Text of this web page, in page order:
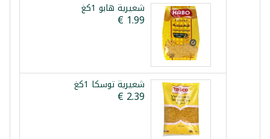
شعيرية هابو 1كغ
شعيرية توسكا 1كغ